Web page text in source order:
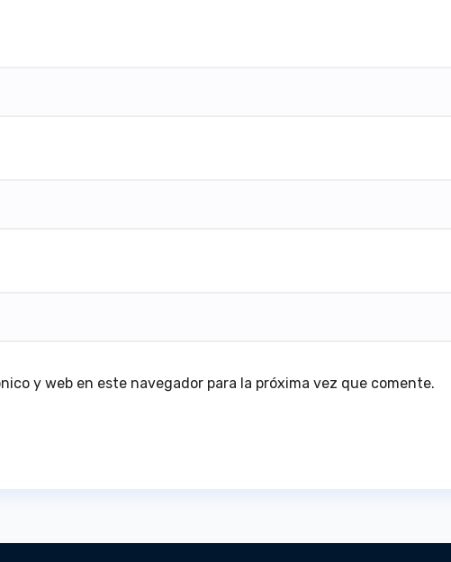
y web en este navegador para la próxima vez que comente.